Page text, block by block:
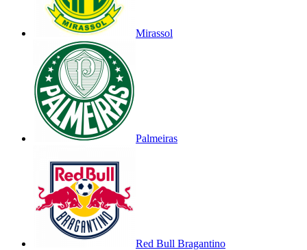
Mirassol
Palmeiras
Red Bull Bragantino